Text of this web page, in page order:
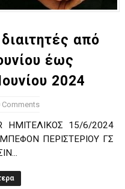
από
έως
2024
Comments
15/6/2024
ΠΕΡΙΣΤΕΡΙΟΥ ΓΣ